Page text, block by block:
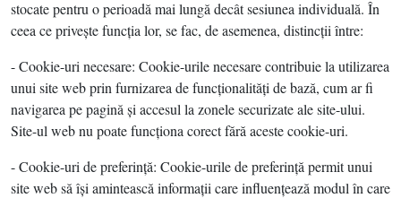
stocate pentru o perioadă mai lungă decât sesiunea individuală. În
ceea ce priveşte funcţia lor, se fac, de asemenea, distincţii între:
- Cookie-uri necesare: Cookie-urile necesare contribuie la utilizarea
unui site web prin furnizarea de funcţionalităţi de bază, cum ar fi
navigarea pe pagină şi accesul la zonele securizate ale site-ului.
Site-ul web nu poate funcţiona corect fără aceste cookie-uri.
- Cookie-uri de preferinţă: Cookie-urile de preferinţă permit unui
site web să îşi amintească informaţii care influenţează modul în care